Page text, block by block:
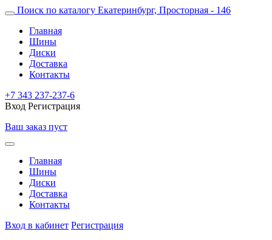
Поиск по каталогу Екатеринбург, Просторная - 146
Главная
Шины
Диски
Доставка
Контакты
+7 343 237-237-6
Вход Регистрация
Ваш заказ пуст
Главная
Шины
Диски
Доставка
Контакты
Вход в кабинет Регистрация